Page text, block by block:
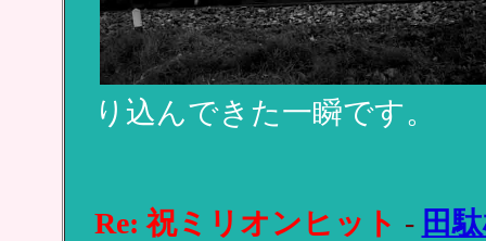
り込んできた一瞬です。
Re: 祝ミリオンヒット - 田